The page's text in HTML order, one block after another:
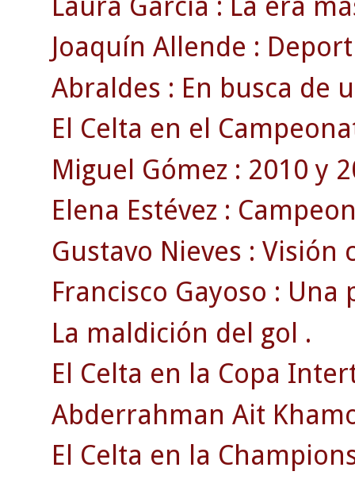
Joaquín Allende :
Abraldes : En busca de
El Celta en el
Miguel Gómez : 2010 y
Elena Estévez :
Gustavo Nieves : Visión
Francisco Gayoso :
La maldición del gol .
El Celta en la Copa
Abderrahman Ait
El Celta en la